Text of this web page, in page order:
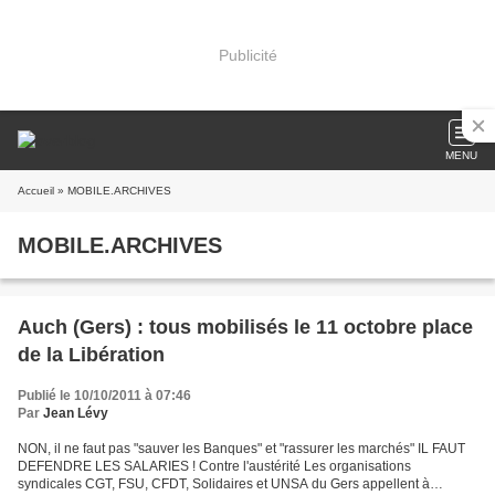
Publicité
MENU
Accueil » MOBILE.ARCHIVES
MOBILE.ARCHIVES
Auch (Gers) : tous mobilisés le 11 octobre place
de la Libération
Publié le 10/10/2011 à 07:46
Par Jean Lévy
NON, il ne faut pas "sauver les Banques" et "rassurer les marchés" IL FAUT
DEFENDRE LES SALARIES ! Contre l'austérité Les organisations
syndicales CGT, FSU, CFDT, Solidaires et UNSA du Gers appellent à